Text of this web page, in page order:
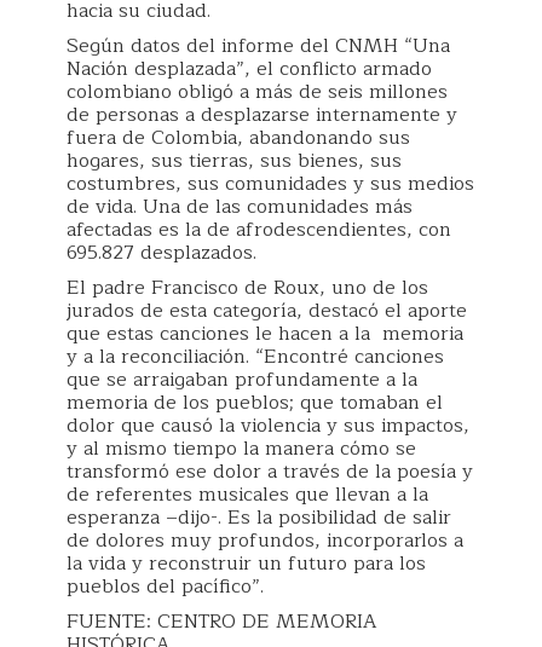
hacia su ciudad.
Según datos del informe del CNMH “Una
Nación desplazada”, el conflicto armado
colombiano obligó a más de seis millones
de personas a desplazarse internamente y
fuera de Colombia, abandonando sus
hogares, sus tierras, sus bienes, sus
costumbres, sus comunidades y sus medios
de vida. Una de las comunidades más
afectadas es la de afrodescendientes, con
695.827 desplazados.
El padre Francisco de Roux, uno de los
jurados de esta categoría, destacó el aporte
que estas canciones le hacen a la memoria
y a la reconciliación. “Encontré canciones
que se arraigaban profundamente a la
memoria de los pueblos; que tomaban el
dolor que causó la violencia y sus impactos,
y al mismo tiempo la manera cómo se
transformó ese dolor a través de la poesía y
de referentes musicales que llevan a la
esperanza –dijo-. Es la posibilidad de salir
de dolores muy profundos, incorporarlos a
la vida y reconstruir un futuro para los
pueblos del pacífico”.
FUENTE: CENTRO DE MEMORIA